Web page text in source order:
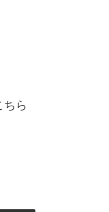
ちら